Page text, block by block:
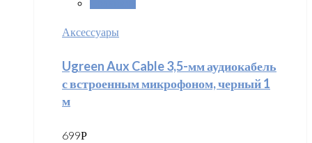
Аксессуары
Ugreen Aux Cable 3,5-мм аудиокабель
с встроенным микрофоном, черный 1
м
699Р